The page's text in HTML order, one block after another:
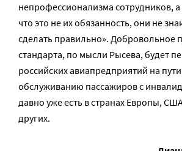
непрофессионализма сотрудников,
что это не их обязанность, они не
сделать правильно». Добровольное
стандарта, по мысли Рысева, будет
российских авиапредприятий на
обслуживанию пассажиров с
давно уже есть в странах Европы,
других.